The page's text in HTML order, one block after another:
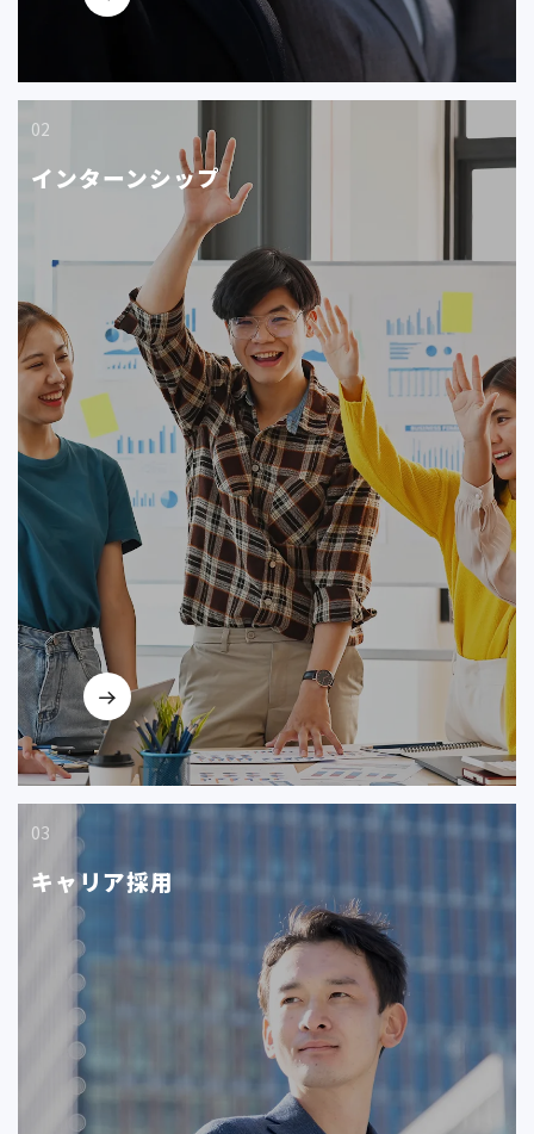
02
インターンシップ
03
キャリア採用